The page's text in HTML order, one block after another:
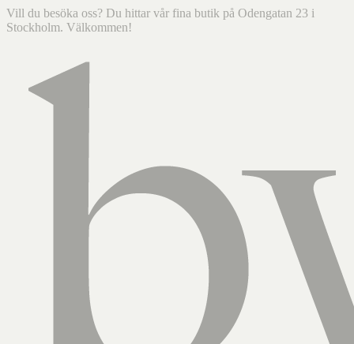
Vill du besöka oss? Du hittar vår fina butik på Odengatan 23 i
Stockholm. Välkommen!